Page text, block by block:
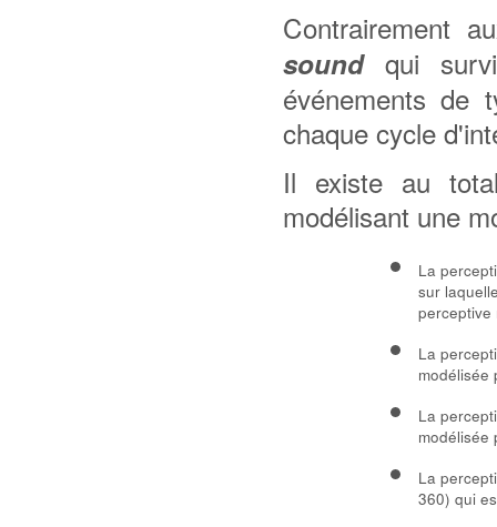
Contrairement
soundqui
événements de
chaque cycle
Il existe au
modélisant une
La
sur
La
modélisée
La
modélisée
La
360) qui